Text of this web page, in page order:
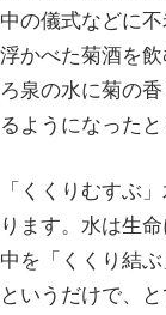
中の儀式などに
浮かべた菊酒を
ろ泉の水に菊の
るようになったと
「くくりむすぶ
ります。水は生
中を「くくり結
というだけで、